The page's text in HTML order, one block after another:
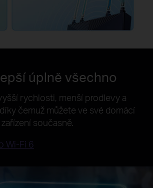
úplně všechno
rychlosti, menší prodlevy a
čemuž můžete ve své domácí
současně.
Wi-Fi 6